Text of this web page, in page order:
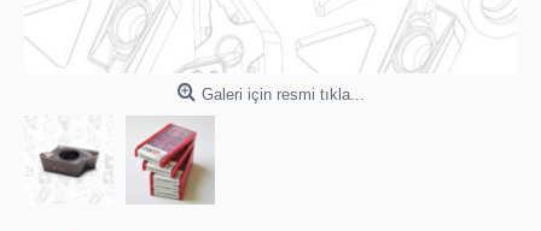
Galeri için resmi tıkla...